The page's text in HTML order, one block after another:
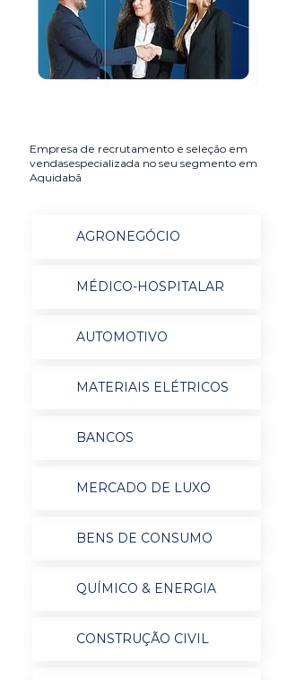
Empresa de recrutamento e seleção em
vendasespecializada no seu segmento em
Aquidabã
AGRONEGÓCIO
MÉDICO-HOSPITALAR
AUTOMOTIVO
MATERIAIS ELÉTRICOS
BANCOS
MERCADO DE LUXO
BENS DE CONSUMO
QUÍMICO & ENERGIA
CONSTRUÇÃO CIVIL